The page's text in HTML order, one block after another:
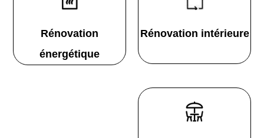
Rénovation
énergétique
Rénovation intérieure